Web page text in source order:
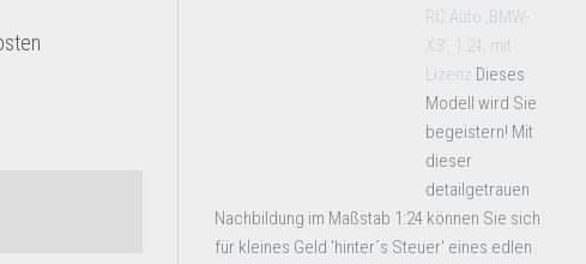
RC Auto ‚BMW-
X3‘, 1:24, mit
Lizenz Dieses
Modell wird Sie
begeistern! Mit
dieser
detailgetrauen
Nachbildung im Maßstab 1:24 können Sie sich
für kleines Geld 'hinter´s Steuer' eines edlen